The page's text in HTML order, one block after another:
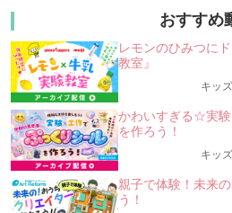
★「江戸時代」～なんで空前の「
った？★
「算数」に夢中になる秘け
みなさんは「算数」が好きですか
かがですかー？
『小学生のためのバク速!計算教室』
も大人気の”数学教師芸人”タカタ先
てたまらなくなる」授業を開催して
おすすめ
レモンのひみつに
教室』
キッ
かわいすぎる☆実験
を作ろう！
キッ
親子で体験！未来
う！